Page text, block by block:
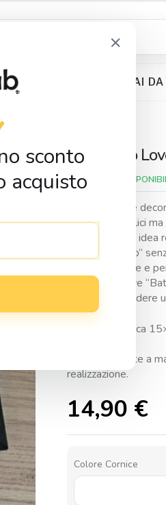
FAI
del cuore”
Quadretto
Disponibilitá:
Questa cornice
d’amore semplici
Perfetta come idea
per dire “ti amo”
aggiunge calore e
Quadretto Love
cornice per rendere
Dimensione circa
Essendo dipinte a
realizzazione.
14,90 €
Colore Cornice
×
sconto
acquisto